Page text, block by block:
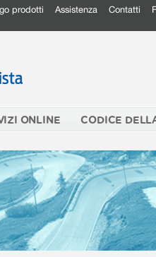
prodotti Assistenza Contatti
ONLINE CODICE